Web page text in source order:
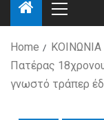
Home
ΚΟΙΝΩΝΙΑ
Πατέρας
γνωστό τράπερ